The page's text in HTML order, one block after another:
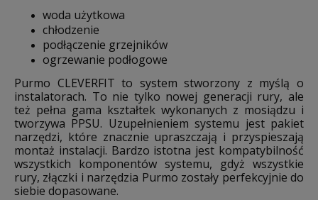
woda użytkowa
chłodzenie
podłączenie grzejników
ogrzewanie podłogowe
Purmo CLEVERFIT to system stworzony z myślą o
instalatorach. To nie tylko nowej generacji rury, ale
też pełna gama kształtek wykonanych z mosiądzu i
tworzywa PPSU. Uzupełnieniem systemu jest pakiet
narzędzi, które znacznie upraszczają i przyspieszają
montaż instalacji. Bardzo istotna jest kompatybilność
wszystkich komponentów systemu, gdyż wszystkie
rury, złączki i narzędzia Purmo zostały perfekcyjnie do
siebie dopasowane.